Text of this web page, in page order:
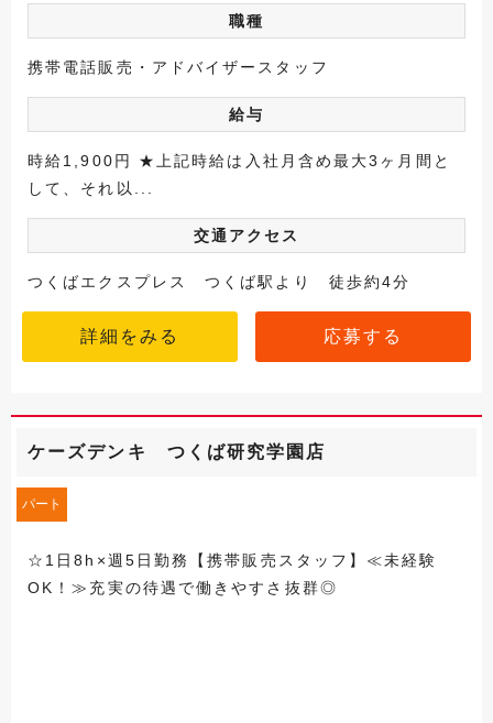
職種
携帯電話販売・アドバイザースタッフ
給与
時給1,900円 ★上記時給は入社月含め最大3ヶ月間と
して、それ以...
交通アクセス
つくばエクスプレス つくば駅より 徒歩約4分
詳細をみる 応募する
ケーズデンキ つくば研究学園店
パート
☆1日8h×週5日勤務【携帯販売スタッフ】≪未経験
OK！≫充実の待遇で働きやすさ抜群◎